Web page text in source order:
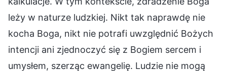
leży w naturze ludzkiej. Nikt tak naprawdę nie
kocha Boga, nikt nie potrafi uwzględnić Bożych
intencji ani zjednoczyć się z Bogiem sercem i
umysłem, szerząc ewangelię. Ludzie nie mogą